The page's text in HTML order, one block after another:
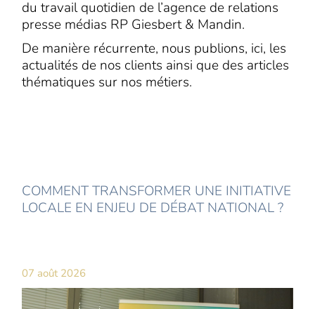
du travail quotidien de l’agence de relations
presse médias RP Giesbert & Mandin.
De manière récurrente, nous publions, ici, les
actualités de nos clients ainsi que des articles
thématiques sur nos métiers.
COMMENT TRANSFORMER UNE INITIATIVE
LOCALE EN ENJEU DE DÉBAT NATIONAL ?
07 août 2026